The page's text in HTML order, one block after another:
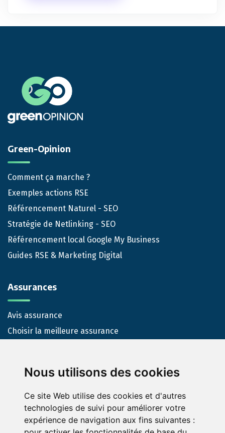
Nous utilisons des cookies
Ce site Web utilise des cookies et d'autres
technologies de suivi pour améliorer votre
expérience de navigation aux fins suivantes :
Green-Opinion
Comment ça marche ?
Exemples actions RSE
Référencement Naturel - SEO
Stratégie de Netlinking - SEO
Référencement local Google My Business
Guides RSE & Marketing Digital
Assurances
Avis assurance
Choisir la meilleure assurance
Contact